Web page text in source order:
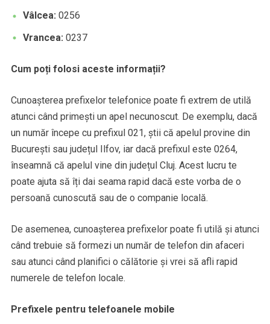
Vâlcea: 0256
Vrancea: 0237
Cum poți folosi aceste informații?
Cunoașterea prefixelor telefonice poate fi extrem de utilă
atunci când primești un apel necunoscut. De exemplu, dacă
un număr începe cu prefixul 021, știi că apelul provine din
București sau județul Ilfov, iar dacă prefixul este 0264,
înseamnă că apelul vine din județul Cluj. Acest lucru te
poate ajuta să îți dai seama rapid dacă este vorba de o
persoană cunoscută sau de o companie locală.
De asemenea, cunoașterea prefixelor poate fi utilă și atunci
când trebuie să formezi un număr de telefon din afaceri
sau atunci când planifici o călătorie și vrei să afli rapid
numerele de telefon locale.
Prefixele pentru telefoanele mobile